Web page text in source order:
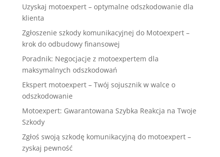
Uzyskaj motoexpert – optymalne odszkodowanie dla
klienta
Zgłoszenie szkody komunikacyjnej do Motoexpert –
krok do odbudowy finansowej
Poradnik: Negocjacje z motoexpertem dla
maksymalnych odszkodowań
Ekspert motoexpert – Twój sojusznik w walce o
odszkodowanie
Motoexpert: Gwarantowana Szybka Reakcja na Twoje
Szkody
Zgłoś swoją szkodę komunikacyjną do motoexpert –
zyskaj pewność